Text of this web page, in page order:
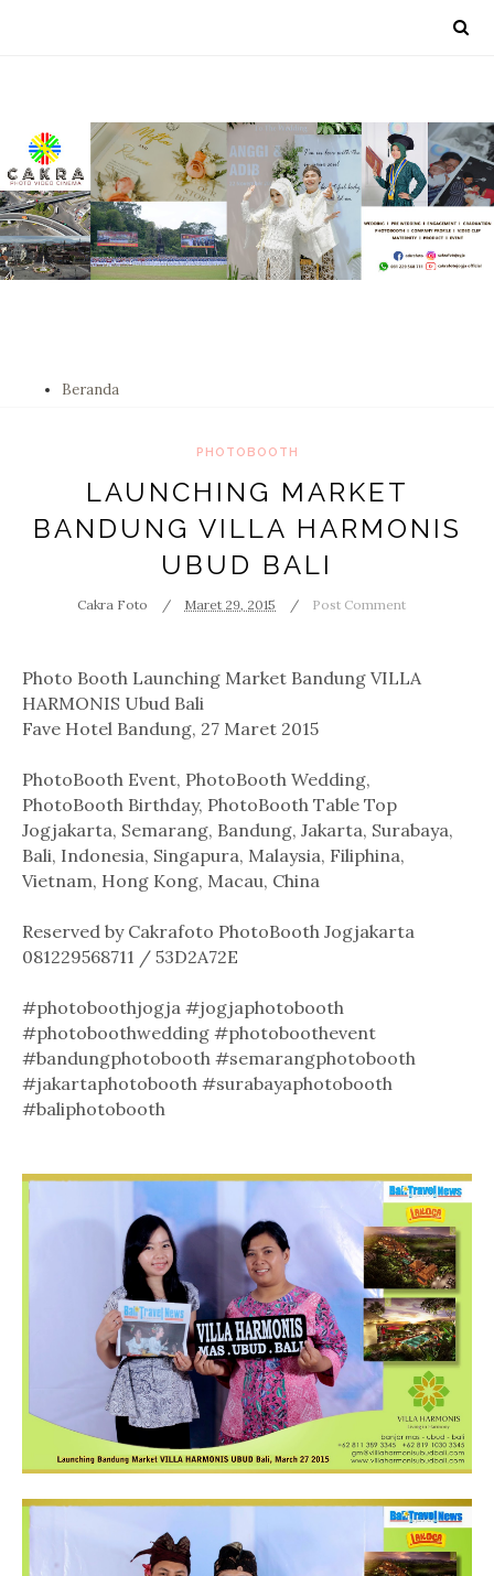
Beranda
PHOTOBOOTH
LAUNCHING MARKET
BANDUNG VILLA HARMONIS
UBUD BALI
Cakra Foto Maret 29, 2015 Post Comment
Photo Booth Launching Market Bandung VILLA
HARMONIS Ubud Bali
Fave Hotel Bandung, 27 Maret 2015
PhotoBooth Event, PhotoBooth Wedding,
PhotoBooth Birthday, PhotoBooth Table Top
Jogjakarta, Semarang, Bandung, Jakarta, Surabaya,
Bali, Indonesia, Singapura, Malaysia, Filiphina,
Vietnam, Hong Kong, Macau, China
Reserved by Cakrafoto PhotoBooth Jogjakarta
081229568711 / 53D2A72E
#photoboothjogja #jogjaphotobooth
#photoboothwedding #photoboothevent
#bandungphotobooth #semarangphotobooth
#jakartaphotobooth #surabayaphotobooth
#baliphotobooth